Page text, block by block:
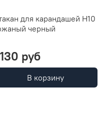
для карандашей H10
черный
руб
В корзину